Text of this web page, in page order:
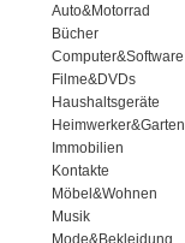
Auto&Motorrad
Bücher
Computer&Software
Filme&DVDs
Haushaltsgeräte
Heimwerker&Garten
Immobilien
Kontakte
Möbel&Wohnen
Musik
Mode&Bekleidung